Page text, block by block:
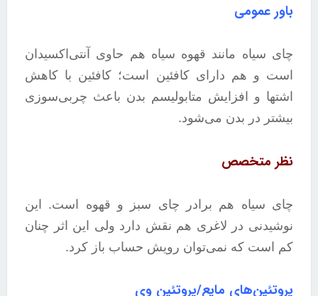
باور عمومی
چای سیاه مانند قهوه سیاه هم حاوی آنتی‌اکسیدان
است و هم دارای کافئین است؛ کافئین با کاهش
اشتها و افزایش متابولیسم بدن باعث چربی‌سوزی
بیشتر در بدن می‌شود.
نظر متخصص
چای سیاه هم برادر چای سبز و قهوه است. این
نوشیدنی در لاغری هم نقش دارد ولی این اثر چنان
کم است که نمی‌توان رویش حساب باز کرد.
پروتئین‌های مایع/پروتئین وی